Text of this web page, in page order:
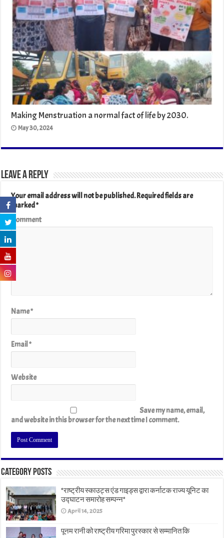
Making Menstruation a normal fact of life by 2030.
May 30, 2024
Leave a Reply
Your email address will not be published.Required fields are
marked*
Comment
Name*
Email*
Website
Save my name, email,
and website in this browser for the next time I comment.
Category Posts
*राष्ट्रीय स्काउट्स एंड गाइड्स द्वारा कर्नाटक राज्य यूनिट का
उद्घाटन समारोह सम्पन्न*
April 14, 2025
पूनम रानी को राष्ट्रीय गरिमा पुरस्कार से सम्मानित कि